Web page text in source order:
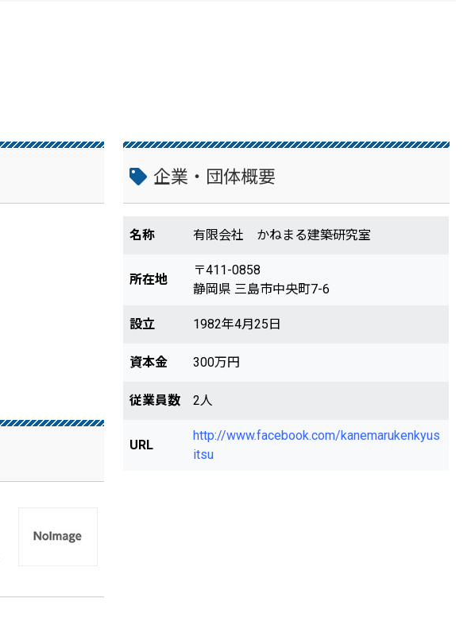
企業・団体概要
名称 有限会社 かねまる建築研究室
所在地
〒411-0858
静岡県 三島市中央町7-6
設立 1982年4月25日
資本金 300万円
従業員数 2人
URL
http://www.facebook.com/kanemarukenkyus
itsu